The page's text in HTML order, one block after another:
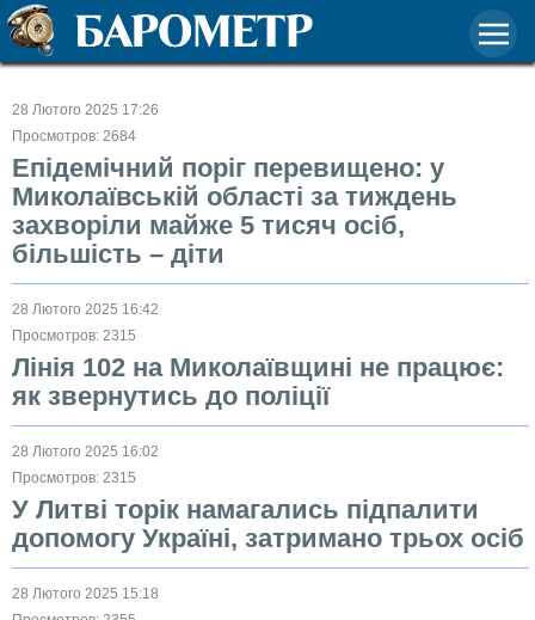
28 Лютого 2025 17:26
Просмотров: 2684
Епідемічний поріг перевищено: у
Миколаївській області за тиждень
захворіли майже 5 тисяч осіб,
більшість – діти
28 Лютого 2025 16:42
Просмотров: 2315
Лінія 102 на Миколаївщині не працює:
як звернутись до поліції
28 Лютого 2025 16:02
Просмотров: 2315
У Литві торік намагались підпалити
допомогу Україні, затримано трьох осіб
28 Лютого 2025 15:18